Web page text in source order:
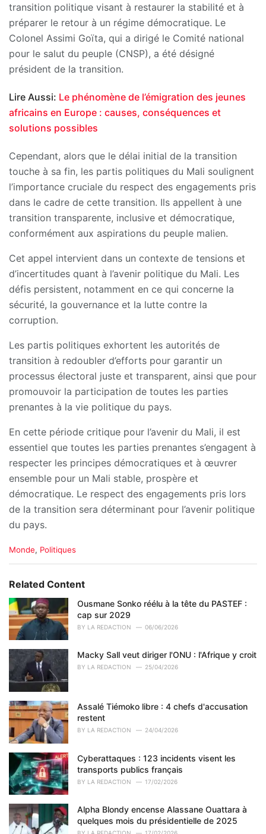
transition politique visant à restaurer la stabilité et à
préparer le retour à un régime démocratique. Le
Colonel Assimi Goïta, qui a dirigé le Comité national
pour le salut du peuple (CNSP), a été désigné
président de la transition.
Lire Aussi: Le phénomène de l’émigration des jeunes
africains en Europe : causes, conséquences et
solutions possibles
Cependant, alors que le délai initial de la transition
touche à sa fin, les partis politiques du Mali soulignent
l’importance cruciale du respect des engagements pris
dans le cadre de cette transition. Ils appellent à une
transition transparente, inclusive et démocratique,
conformément aux aspirations du peuple malien.
Cet appel intervient dans un contexte de tensions et
d’incertitudes quant à l’avenir politique du Mali. Les
défis persistent, notamment en ce qui concerne la
sécurité, la gouvernance et la lutte contre la
corruption.
Les partis politiques exhortent les autorités de
transition à redoubler d’efforts pour garantir un
processus électoral juste et transparent, ainsi que pour
promouvoir la participation de toutes les parties
prenantes à la vie politique du pays.
En cette période critique pour l’avenir du Mali, il est
essentiel que toutes les parties prenantes s’engagent à
respecter les principes démocratiques et à œuvrer
ensemble pour un Mali stable, prospère et
démocratique. Le respect des engagements pris lors
de la transition sera déterminant pour l’avenir politique
du pays.
C
e
o
r
i
:
Monde, Politiques
Related Content
Ousmane Sonko réélu à la tête du PASTEF :
cap sur 2029
BY LA REDACTION 06/06/2026
Macky Sall veut diriger l'ONU : l'Afrique y croit
BY LA REDACTION 25/04/2026
Assalé Tiémoko libre : 4 chefs d'accusation
restent
BY LA REDACTION 24/04/2026
Cyberattaques : 123 incidents visent les
transports publics français
BY LA REDACTION 17/02/2026
Alpha Blondy encense Alassane Ouattara à
quelques mois du présidentielle de 2025